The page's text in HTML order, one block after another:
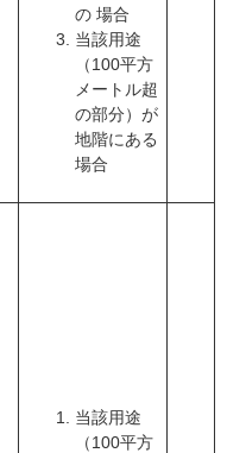
の 場合
当該用途
（100平方
メートル超
の部分）が
地階にある
場合
当該用途
（100平方